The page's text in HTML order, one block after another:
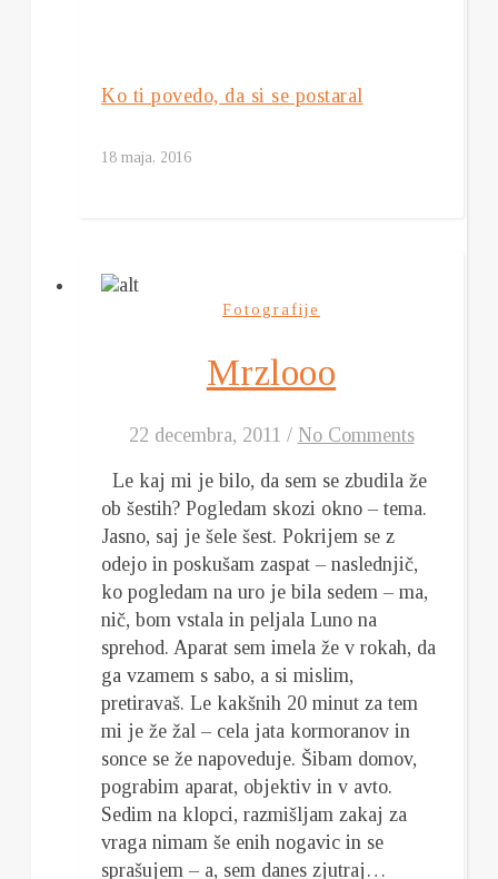
Ko ti povedo, da si se postaral
18 maja, 2016
Fotografije
Mrzlooo
22 decembra, 2011 / No Comments
Le kaj mi je bilo, da sem se zbudila že
ob šestih? Pogledam skozi okno – tema.
Jasno, saj je šele šest. Pokrijem se z
odejo in poskušam zaspat – naslednjič,
ko pogledam na uro je bila sedem – ma,
nič, bom vstala in peljala Luno na
sprehod. Aparat sem imela že v rokah, da
ga vzamem s sabo, a si mislim,
pretiravaš. Le kakšnih 20 minut za tem
mi je že žal – cela jata kormoranov in
sonce se že napoveduje. Šibam domov,
pograbim aparat, objektiv in v avto.
Sedim na klopci, razmišljam zakaj za
vraga nimam še enih nogavic in se
sprašujem – a, sem danes zjutraj…